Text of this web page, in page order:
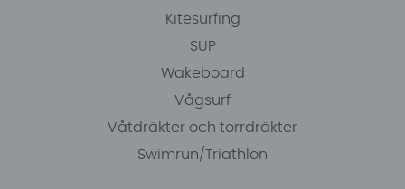
Kitesurfing
SUP
Wakeboard
Vågsurf
Våtdräkter och torrdräkter
Swimrun/Triathlon